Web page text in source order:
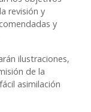
revisión y
y
ilustraciones,
de la
asimilación